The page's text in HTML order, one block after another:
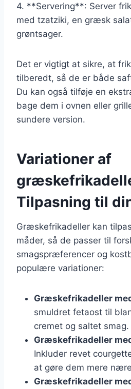
4. **Servering**: Server
med tzatziki, en græsk
grøntsager.
Det er vigtigt at sikre, at
tilberedt, så de er både
Du kan også tilføje en
bage dem i ovnen eller
sundere version.
Variationer af
Tilpasning til
Græskefrikadeller kan
måder, så de passer til
smagspræferencer og
populære variationer:
Græskefrikadeller
smuldret fetaost til
cremet og saltet smag.
Græskefrikadeller
Inkluder revet
at gøre dem mere
Græskefrikadeller